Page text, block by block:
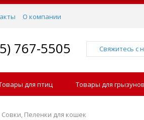
О компании
767-5505 Свяжитесь с
для птиц Товары для грызунов
Пеленки для кошек